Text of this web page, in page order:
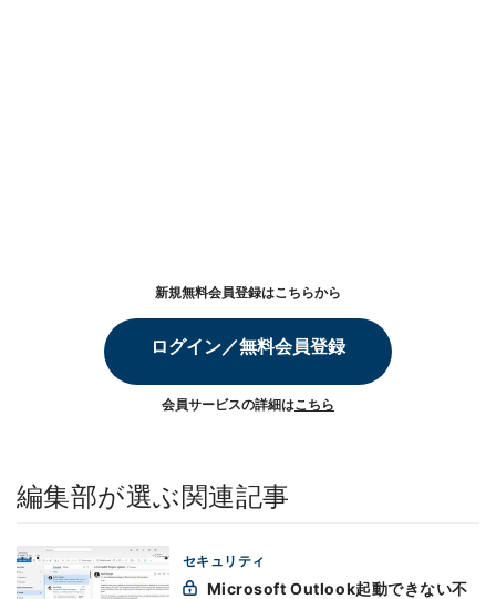
新規無料会員登録はこちらから
ログイン／無料会員登録
会員サービスの詳細はこちら
編集部が選ぶ関連記事
セキュリティ